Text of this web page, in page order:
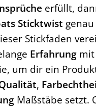
erfüllt,
Sticktwist
Stickfaden
Erfahrung
um dir ein
,
Maßstäbe setzt.